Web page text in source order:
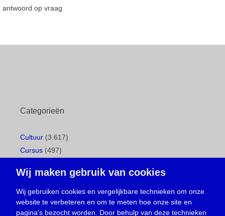
antwoord op vraag
Categorieën
Cultuur (3.617)
Cursus (497)
Gemeentepagina(104)
Ingezonden brief(539)
Media(156)
Wij maken gebruik van cookies
Wij gebruiken cookies en vergelijkbare technieken om onze
website te verbeteren en om te meten hoe onze site en
pagina's bezocht worden. Door behulp van deze technieken